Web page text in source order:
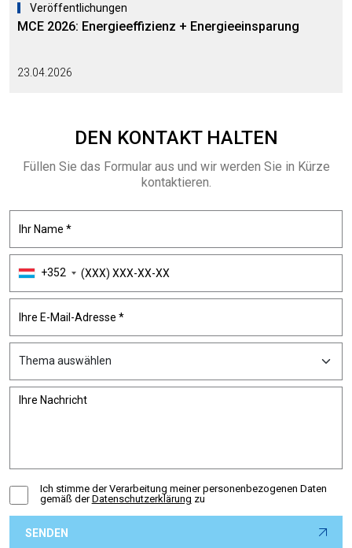
Veröffentlichungen
MCE 2026: Energieeffizienz + Energieeinsparung
23.04.2026
DEN KONTAKTHALTEN
Füllen Sie das Formular aus und wir werden Sie in Kürze
kontaktieren.
+352
Ich stimme der Verarbeitung meiner personenbezogenen Daten
gemäß der Datenschutzerklärung zu